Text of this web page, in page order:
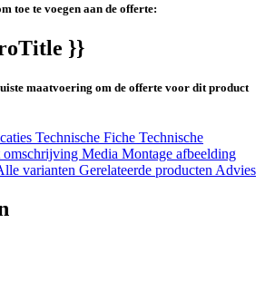
toe te voegen aan de offerte:
}}
maatvoering om de offerte voor dit product
Technische Fiche Technische
omschrijving Media Montage afbeelding
varianten Gerelateerde productenAdvies